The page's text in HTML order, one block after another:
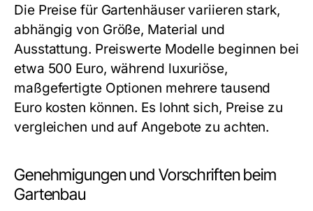
Die Preise für Gartenhäuser variieren stark,
abhängig von Größe, Material und
Ausstattung. Preiswerte Modelle beginnen bei
etwa 500 Euro, während luxuriöse,
maßgefertigte Optionen mehrere tausend
Euro kosten können. Es lohnt sich, Preise zu
vergleichen und auf Angebote zu achten.
Genehmigungen und Vorschriften beim
Gartenbau